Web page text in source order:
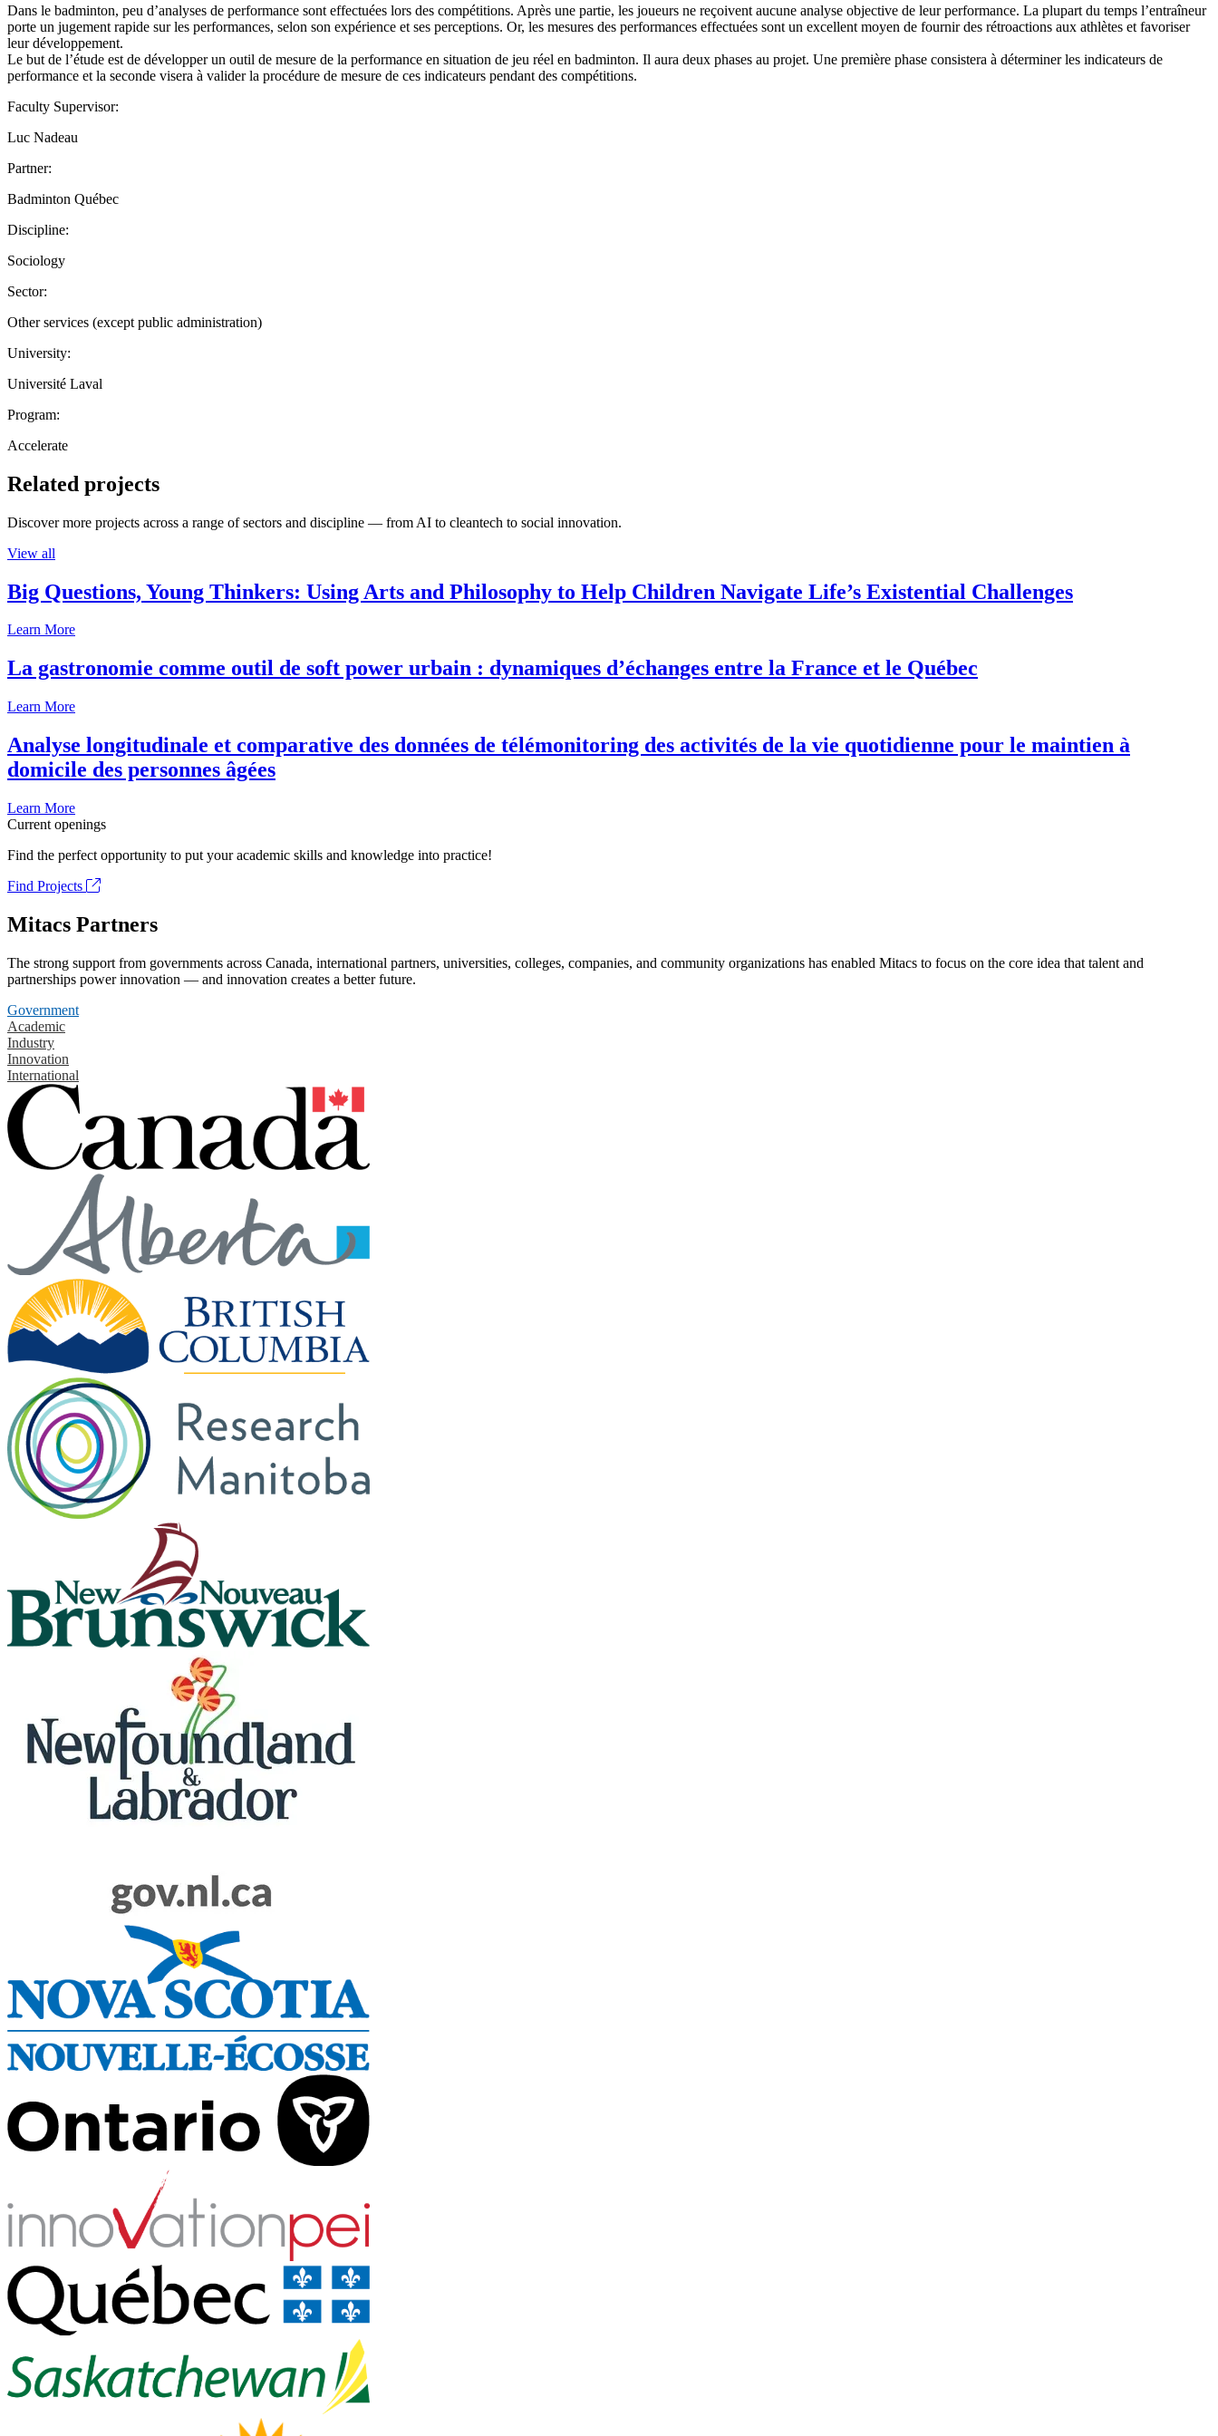
Dans le badminton, peu d’analyses de performance sont effectuées lors des compétitions. Après une partie, les joueurs ne reçoivent aucune analyse objective de leur performance. La plupart du temps l’entraîneur
porte un jugement rapide sur les performances, selon son expérience et ses perceptions. Or, les mesures des performances effectuées sont un excellent moyen de fournir des rétroactions aux athlètes et favoriser
leur développement.
Le but de l’étude est de développer un outil de mesure de la performance en situation de jeu réel en badminton. Il aura deux phases au projet. Une première phase consistera à déterminer les indicateurs de
performance et la seconde visera à valider la procédure de mesure de ces indicateurs pendant des compétitions.
Faculty Supervisor:
Luc Nadeau
Partner:
Badminton Québec
Discipline:
Sociology
Sector:
Other services (except public administration)
University:
Université Laval
Program:
Accelerate
Related projects
Discover more projects across a range of sectors and discipline — from AI to cleantech to social innovation.
View all
Big Questions, Young Thinkers: Using Arts and Philosophy to Help Children Navigate Life’s Existential Challenges
Learn More
La gastronomie comme outil de soft power urbain : dynamiques d’échanges entre la France et le Québec
Learn More
Analyse longitudinale et comparative des données de télémonitoring des activités de la vie quotidienne pour le maintien à
domicile des personnes âgées
Learn More
Current openings
Find the perfect opportunity to put your academic skills and knowledge into practice!
Find Projects
Mitacs Partners
The strong support from governments across Canada, international partners, universities, colleges, companies, and community organizations has enabled Mitacs to focus on the core idea that talent and
partnerships power innovation — and innovation creates a better future.
Government
Academic
Industry
Innovation
International